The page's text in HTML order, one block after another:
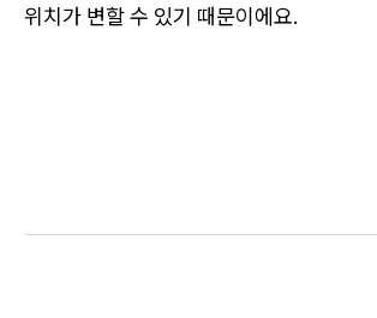
위치가 변할 수 있기 때문이에요.